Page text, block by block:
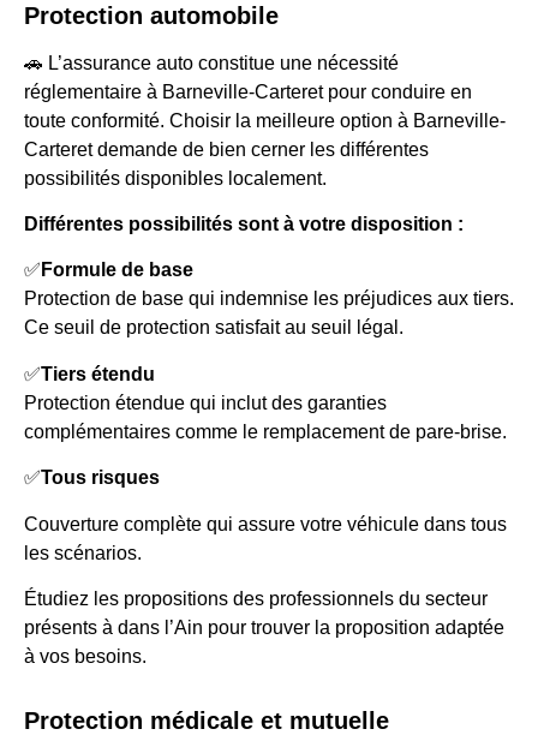
Protection automobile
🚗 L’assurance auto constitue une nécessité
réglementaire à Barneville-Carteret pour conduire en
toute conformité. Choisir la meilleure option à Barneville-
Carteret demande de bien cerner les différentes
possibilités disponibles localement.
Différentes possibilités sont à votre disposition :
✅ Formule de base
Protection de base qui indemnise les préjudices aux tiers.
Ce seuil de protection satisfait au seuil légal.
✅Tiers étendu
Protection étendue qui inclut des garanties
complémentaires comme le remplacement de pare-brise.
✅Tous risques
Couverture complète qui assure votre véhicule dans tous
les scénarios.
Étudiez les propositions des professionnels du secteur
présents à dans l’Ain pour trouver la proposition adaptée
à vos besoins.
Protection médicale et mutuelle